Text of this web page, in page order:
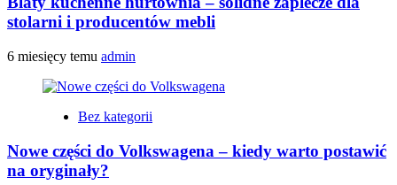
stolarni i producentów mebli
6 miesięcy temu admin
Bez kategorii
Nowe części do Volkswagena – kiedy warto postawić
na oryginały?